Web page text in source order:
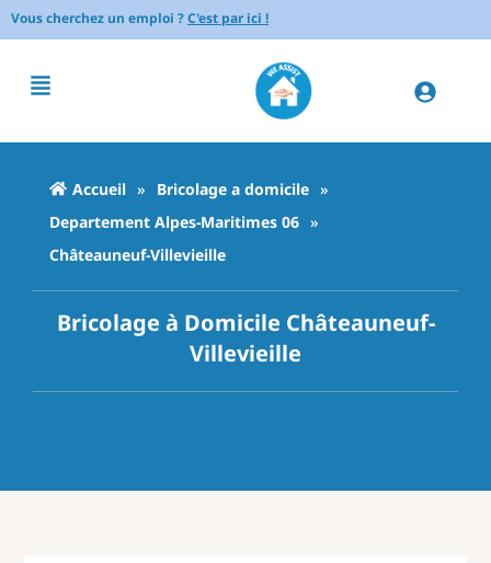
Vous cherchez un emploi ?C'est par ici !
Accueil » Bricolage a domicile »
Departement Alpes-Maritimes 06 »
Châteauneuf-Villevieille
Bricolage à Domicile Châteauneuf-
Villevieille